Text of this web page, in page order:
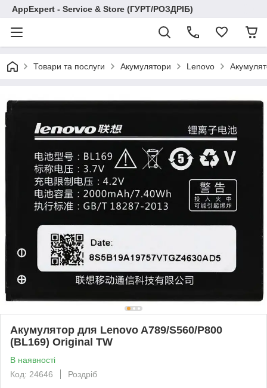
AppExpert - Service & Store (ГУРТ/РОЗДРІБ)
Товари та послуги Акумулятори Lenovo
Акумулятор для Lenovo A789/S560/P800
(BL169) Original TW
В наявності
Код: 24646
Роздріб